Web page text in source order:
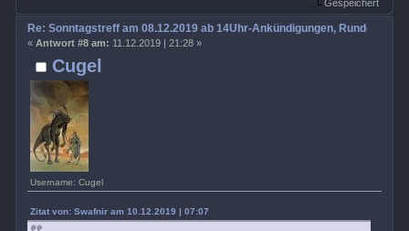
Gespeichert
Cugel
Username: Cugel
Re: Sonntagstreff am 08.12.2019 ab 14Uhr-Ankündigungen,
« Antwort #8 am: 11.12.2019 | 21:28 »
Zitat von: Swafnir am 10.12.2019 | 07:07